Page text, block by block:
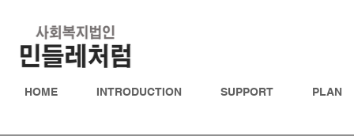
HOME INTRODUCTION SUPPORT PLAN